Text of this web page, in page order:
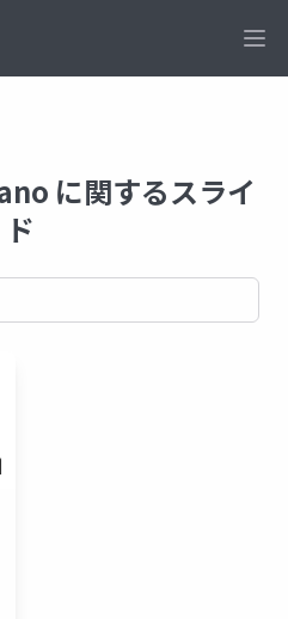
に関するスライ
ド